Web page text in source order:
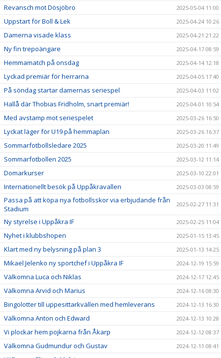
Revansch mot Dösjöbro 2025-05-04 11:00
Uppstart för Boll & Lek 2025-04-24 10:26
Damerna visade klass 2025-04-21 21:22
Ny fin trepoängare 2025-04-17 08:59
Hemmamatch på onsdag 2025-04-14 12:18
Lyckad premiär för herrarna 2025-04-05 17:40
På söndag startar damernas seriespel 2025-04-03 11:02
Hallå där Thobias Fridholm, snart premiär! 2025-04-01 10:54
Med avstamp mot seriespelet 2025-03-26 16:50
Lyckat läger för U19 på hemmaplan 2025-03-26 16:37
Sommarfotbollsledare 2025 2025-03-20 11:49
Sommarfotbollen 2025 2025-03-12 11:14
Domarkurser 2025-03-10 22:01
Internationellt besök på Uppåkravallen 2025-03-03 08:59
Passa på att köpa nya fotbollsskor via erbjudande från
Stadium
2025-02-27 11:31
Ny styrelse i Uppåkra IF 2025-02-25 11:04
Nyhet i klubbshopen 2025-01-15 13:45
Klart med ny belysning på plan 3 2025-01-13 14:25
Mikael Jelenko ny sportchef i Uppåkra IF 2024-12-19 15:59
Välkomna Luca och Niklas 2024-12-17 12:45
Välkomna Arvid och Marius 2024-12-16 08:30
Bingolotter till uppesittarkvällen med hemleverans 2024-12-13 16:30
Välkomna Anton och Edward 2024-12-13 10:28
Vi plockar hem pojkarna från Åkarp 2024-12-12 08:37
Välkomna Gudmundur och Gustav 2024-12-11 08:41